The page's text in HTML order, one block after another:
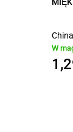
China
W